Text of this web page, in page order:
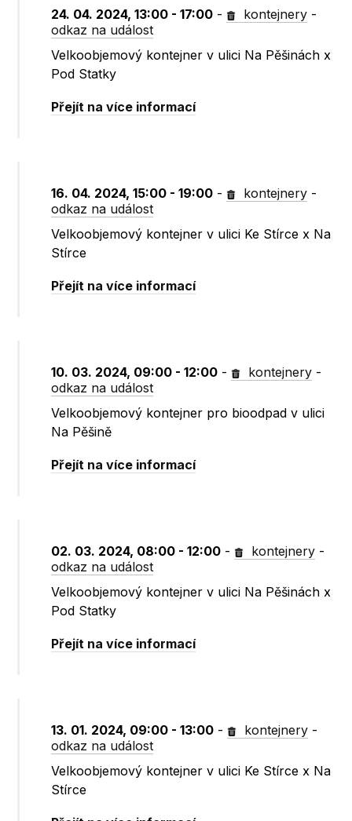
24. 04. 2024, 13:00 - 17:00 - kontejnery -
odkaz na událost
Velkoobjemový kontejner v ulici Na Pěšinách x
Pod Statky
Přejít na více informací
16. 04. 2024, 15:00 - 19:00 - kontejnery -
odkaz na událost
Velkoobjemový kontejner v ulici Ke Stírce x Na
Stírce
Přejít na více informací
10. 03. 2024, 09:00 - 12:00 - kontejnery -
odkaz na událost
Velkoobjemový kontejner pro bioodpad v ulici
Na Pěšině
Přejít na více informací
02. 03. 2024, 08:00 - 12:00 - kontejnery -
odkaz na událost
Velkoobjemový kontejner v ulici Na Pěšinách x
Pod Statky
Přejít na více informací
13. 01. 2024, 09:00 - 13:00 - kontejnery -
odkaz na událost
Velkoobjemový kontejner v ulici Ke Stírce x Na
Stírce